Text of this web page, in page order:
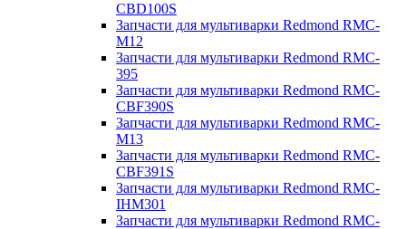
CBD100S
Запчасти для мультиварки Redmond RMC-
M12
Запчасти для мультиварки Redmond RMC-
395
Запчасти для мультиварки Redmond RMC-
CBF390S
Запчасти для мультиварки Redmond RMC-
M13
Запчасти для мультиварки Redmond RMC-
CBF391S
Запчасти для мультиварки Redmond RMC-
IHM301
Запчасти для мультиварки Redmond RMC-